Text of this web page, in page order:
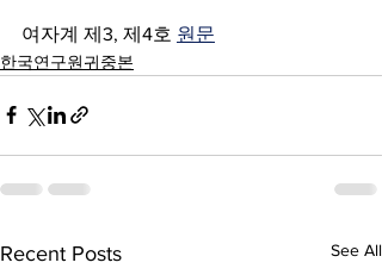
여자계 제3, 제4호 원문
한국연구원귀중본
Recent Posts See All